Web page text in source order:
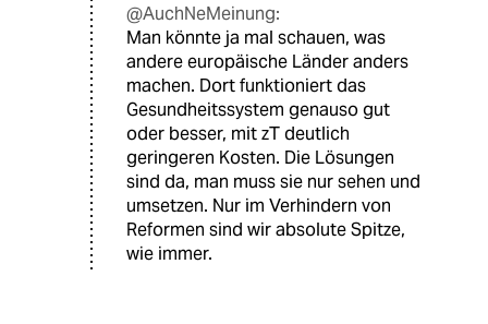
@AuchNeMeinung:
Man könnte ja mal schauen, was
andere europäische Länder anders
machen. Dort funktioniert das
Gesundheitssystem genauso gut
oder besser, mit zT deutlich
geringeren Kosten. Die Lösungen
sind da, man muss sie nur sehen und
umsetzen. Nur im Verhindern von
Reformen sind wir absolute Spitze,
wie immer.